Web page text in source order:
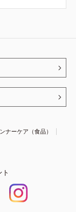
ナーケア（食品）